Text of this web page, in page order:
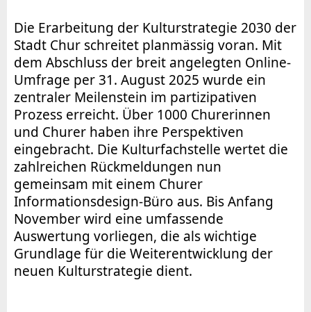
Die Erarbeitung der Kulturstrategie 2030 der
Stadt Chur schreitet planmässig voran. Mit
dem Abschluss der breit angelegten Online-
Umfrage per 31. August 2025 wurde ein
zentraler Meilenstein im partizipativen
Prozess erreicht. Über 1000 Churerinnen
und Churer haben ihre Perspektiven
eingebracht. Die Kulturfachstelle wertet die
zahlreichen Rückmeldungen nun
gemeinsam mit einem Churer
Informationsdesign-Büro aus. Bis Anfang
November wird eine umfassende
Auswertung vorliegen, die als wichtige
Grundlage für die Weiterentwicklung der
neuen Kulturstrategie dient.